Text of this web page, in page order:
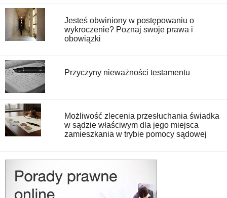
Jesteś obwiniony w postępowaniu o
wykroczenie? Poznaj swoje prawa i
obowiązki
Przyczyny nieważności testamentu
Możliwość zlecenia przesłuchania świadka
w sądzie właściwym dla jego miejsca
zamieszkania w trybie pomocy sądowej